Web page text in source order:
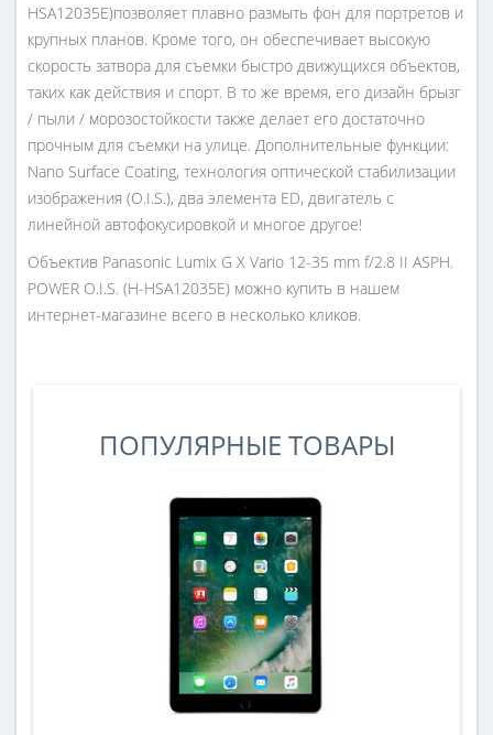
HSA12035E)позволяет плавно размыть фон для портретов и
крупных планов. Кроме того, он обеспечивает высокую
скорость затвора для съемки быстро движущихся объектов,
таких как действия и спорт. В то же время, его дизайн брызг
/ пыли / морозостойкости также делает его достаточно
прочным для съемки на улице. Дополнительные функции:
Nano Surface Coating, технология оптической стабилизации
изображения (O.I.S.), два элемента ED, двигатель с
линейной автофокусировкой и многое другое!
Объектив Panasonic Lumix G X Vario 12-35 mm f/2.8 II ASPH.
POWER O.I.S. (H-HSA12035E) можно купить в нашем
интернет-магазине всего в несколько кликов.
ПОПУЛЯРНЫЕ ТОВАРЫ